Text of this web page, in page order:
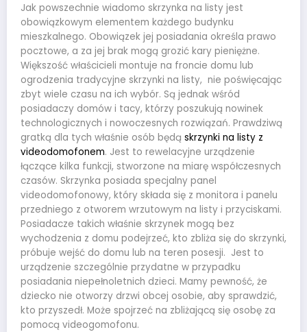
Jak powszechnie wiadomo skrzynka na listy jest
obowiązkowym elementem każdego budynku
mieszkalnego. Obowiązek jej posiadania określa prawo
pocztowe, a za jej brak mogą grozić kary pieniężne.
Większość właścicieli montuje na froncie domu lub
ogrodzenia tradycyjne skrzynki na listy, nie poświęcając
zbyt wiele czasu na ich wybór. Są jednak wśród
posiadaczy domów i tacy, którzy poszukują nowinek
technologicznych i nowoczesnych rozwiązań. Prawdziwą
gratką dla tych właśnie osób będą skrzynki na listy z
videodomofonem. Jest to rewelacyjne urządzenie
łączące kilka funkcji, stworzone na miarę współczesnych
czasów. Skrzynka posiada specjalny panel
videodomofonowy, który składa się z monitora i panelu
przedniego z otworem wrzutowym na listy i przyciskami.
Posiadacze takich właśnie skrzynek mogą bez
wychodzenia z domu podejrzeć, kto zbliża się do skrzynki,
próbuje wejść do domu lub na teren posesji. Jest to
urządzenie szczególnie przydatne w przypadku
posiadania niepełnoletnich dzieci. Mamy pewność, że
dziecko nie otworzy drzwi obcej osobie, aby sprawdzić,
kto przyszedł. Może spojrzeć na zbliżającą się osobę za
pomocą videogomofonu.